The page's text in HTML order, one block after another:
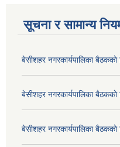
सूचना र सामान्य
बे‍‍सीशहर नगरकार्यपालिका
बे‍‍सीशहर नगरकार्यपालिका
बे‍‍सीशहर नगरकार्यपालिका